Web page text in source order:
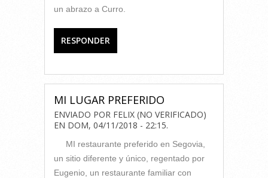
un abrazo a Curro.
RESPONDER
MI LUGAR PREFERIDO
ENVIADO POR FELIX (NO VERIFICADO)
EN DOM, 04/11/2018 - 22:15.
MI restaurante preferido en Segovia,
un sitio diferente y único, regentado por
Eugenio, un restaurante familiar con